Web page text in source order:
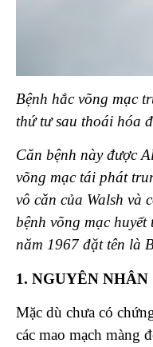
Bệnh hắc võng mạc
thứ tư sau thoái hóa
Căn bệnh này được
võng mạc tái phát
vô căn của Walsh và
bệnh võng mạc
năm 1967 đặt tên là
1. NGUYÊN NHÂN
Mặc dù chưa có
các mao mạch màng